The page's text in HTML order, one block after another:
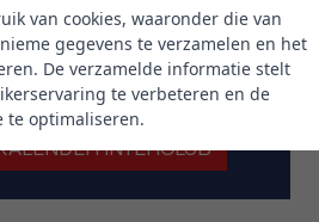
elk jaar een mooi aantal
voor een mooie titel
INTERCLUB
van cookies, waaronder die van
gegevens te verzamelen en het
De verzamelde informatie stelt
te verbeteren en de
te optimaliseren.